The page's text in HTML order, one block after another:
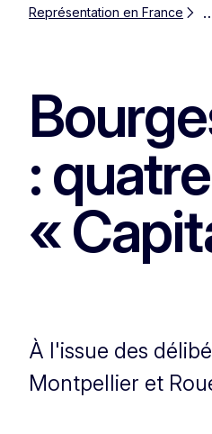
Représentation en France
:
«
À l'issue des
Montpellier et